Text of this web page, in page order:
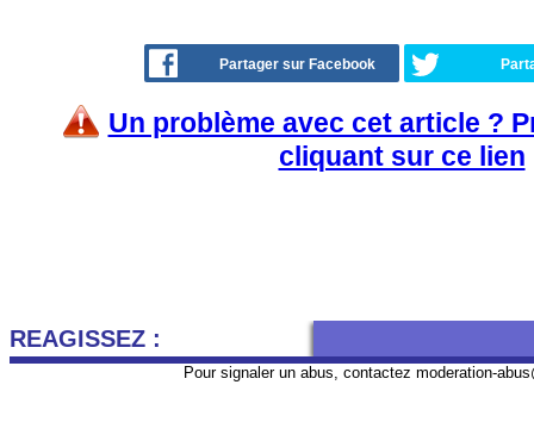
Partager sur Facebook
Un problème avec cet article ?
cliquant sur ce lien
REAGISSEZ :
Pour signaler un abus, contactez moderation-